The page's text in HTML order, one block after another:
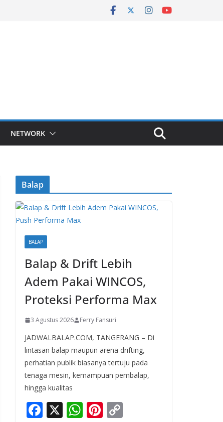
NETWORK
Balap
BALAP
Balap & Drift Lebih
Adem Pakai WINCOS,
Proteksi Performa Max
3 Agustus 2026 Ferry Fansuri
JADWALBALAP.COM, TANGERANG – Di
lintasan balap maupun arena drifting,
perhatian publik biasanya tertuju pada
tenaga mesin, kemampuan pembalap,
hingga kualitas
F X W Pi